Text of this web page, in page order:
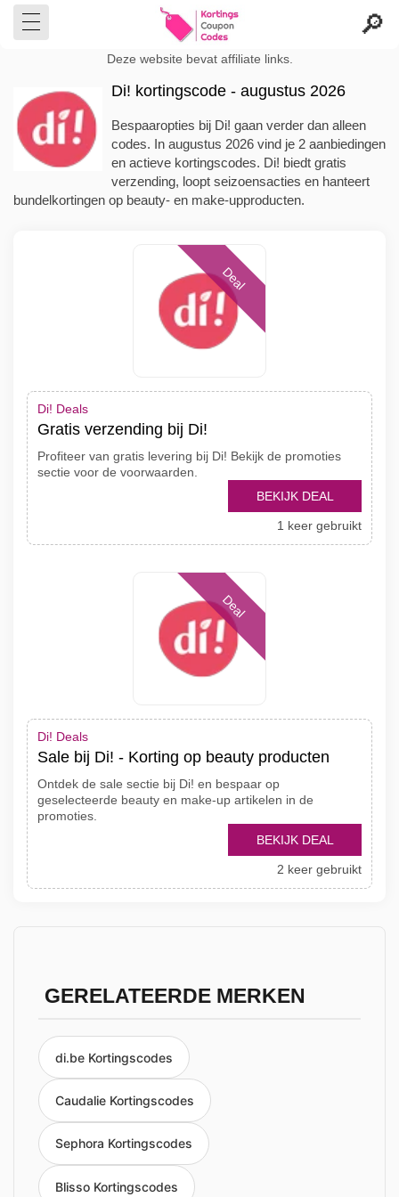
Deze website bevat affiliate links.
Di! kortingscode - augustus 2026
Bespaaropties bij Di! gaan verder dan alleen
codes. In augustus 2026 vind je 2 aanbiedingen
en actieve kortingscodes. Di! biedt gratis
verzending, loopt seizoensacties en hanteert
bundelkortingen op beauty- en make-upproducten.
Deal
Di! Deals
Gratis verzending bij Di!
Profiteer van gratis levering bij Di! Bekijk de promoties
sectie voor de voorwaarden.
BEKIJK DEAL
1 keer gebruikt
Deal
Di! Deals
Sale bij Di! - Korting op beauty producten
Ontdek de sale sectie bij Di! en bespaar op
geselecteerde beauty en make-up artikelen in de
promoties.
BEKIJK DEAL
2 keer gebruikt
GERELATEERDE MERKEN
di.be Kortingscodes
Caudalie Kortingscodes
Sephora Kortingscodes
Blisso Kortingscodes